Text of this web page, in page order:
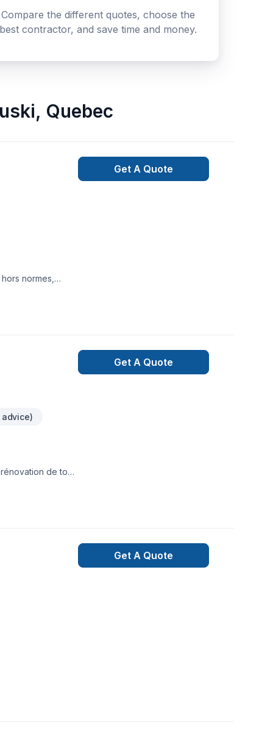
Compare the different quotes, choose the
best contractor, and save time and money.
, Quebec
normes,
Get A Quote
de tout
Get A Quote
Get A Quote